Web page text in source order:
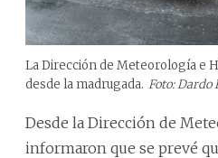
La Dirección de Meteorología e
desde la madrugada. Foto: Dardo
Desde la Dirección de
informaron que se prevé